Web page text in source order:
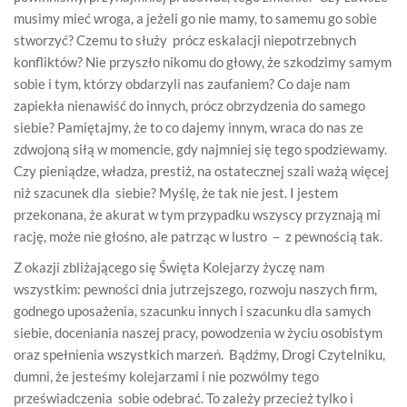
musimy mieć wroga, a jeżeli go nie mamy, to samemu go sobie
stworzyć? Czemu to służy prócz eskalacji niepotrzebnych
konfliktów? Nie przyszło nikomu do głowy, że szkodzimy samym
sobie i tym, którzy obdarzyli nas zaufaniem? Co daje nam
zapiekła nienawiść do innych, prócz obrzydzenia do samego
siebie? Pamiętajmy, że to co dajemy innym, wraca do nas ze
zdwojoną siłą w momencie, gdy najmniej się tego spodziewamy.
Czy pieniądze, władza, prestiż, na ostatecznej szali ważą więcej
niż szacunek dla siebie? Myślę, że tak nie jest. I jestem
przekonana, że akurat w tym przypadku wszyscy przyznają mi
rację, może nie głośno, ale patrząc w lustro – z pewnością tak.
Z okazji zbliżającego się Święta Kolejarzy życzę nam
wszystkim: pewności dnia jutrzejszego, rozwoju naszych firm,
godnego uposażenia, szacunku innych i szacunku dla samych
siebie, doceniania naszej pracy, powodzenia w życiu osobistym
oraz spełnienia wszystkich marzeń. Bądźmy, Drogi Czytelniku,
dumni, że jesteśmy kolejarzami i nie pozwólmy tego
przeświadczenia sobie odebrać. To zależy przecież tylko i